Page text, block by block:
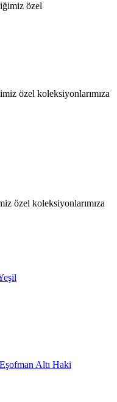
özel
özel koleksiyonlarımıza
özel koleksiyonlarımıza
Altı Haki